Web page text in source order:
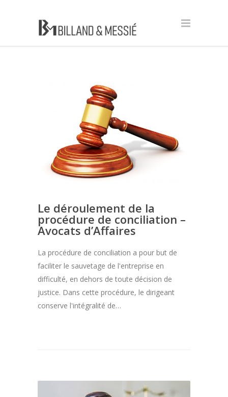
Le déroulement de la
procédure de conciliation –
Avocats d’Affaires
La procédure de conciliation a pour but de
faciliter le sauvetage de l'entreprise en
difficulté, en dehors de toute décision de
justice. Dans cette procédure, le dirigeant
conserve l'intégralité de…